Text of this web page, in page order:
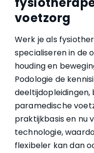
voetzorg
Werk je als
specialiseren in de
houding en
Podologie de
deeltijdopleidingen,
paramedische
praktijkbasis en nu
technologie,
flexibeler kan dan